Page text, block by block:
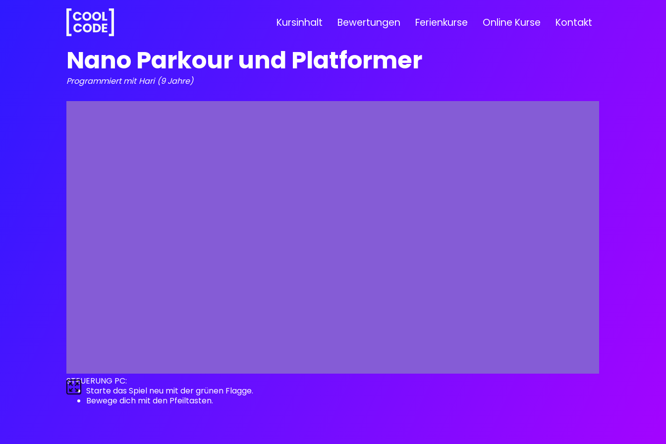
Nano Parkour und Platformer
Programmiert mit Hari (9 Jahre)
STEUERUNG PC:
Starte das Spiel neu mit der grünen Flagge.
Bewege dich mit den Pfeiltasten.
Kursinhalt Bewertungen Ferienkurse Online Kurse Kontakt